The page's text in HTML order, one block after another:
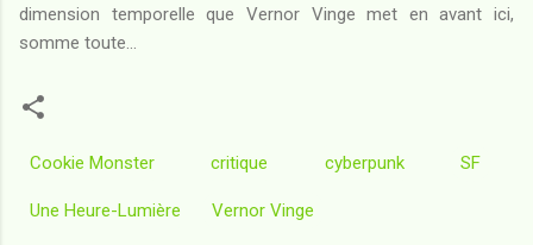
dimension temporelle que Vernor Vinge met en avant ici,
somme toute...
Cookie Monster critique cyberpunk SF
Une Heure-Lumière Vernor Vinge